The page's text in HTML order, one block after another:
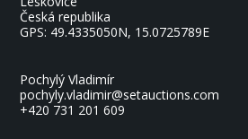
Česká republika
GPS: 49.4335050N, 15.0725789E
Pochylý Vladimír
pochyly.vladimir@setauctions.com
+420 731 201 609